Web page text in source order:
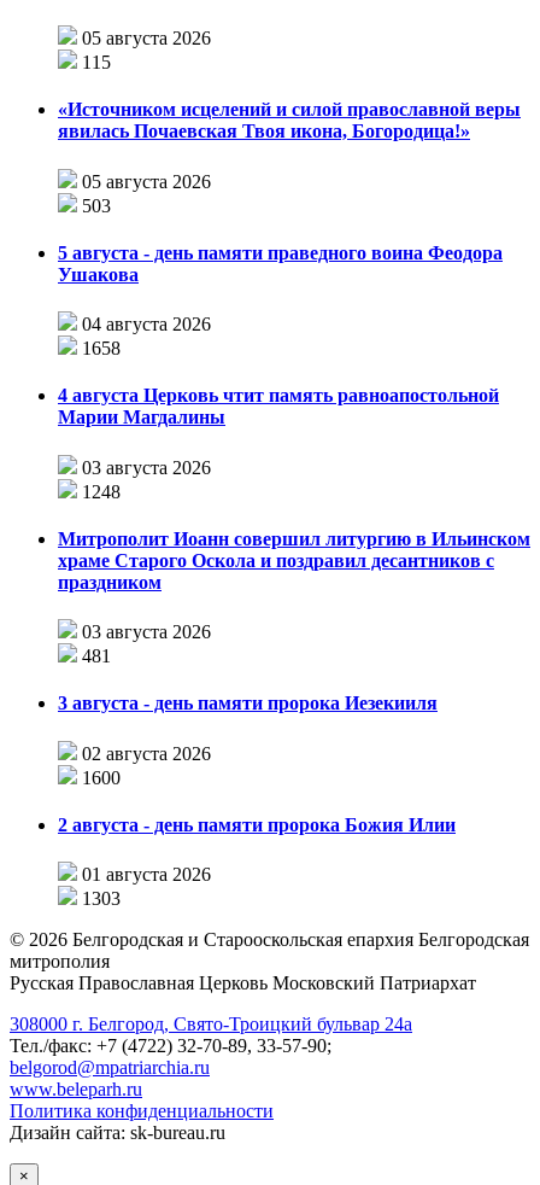
05 августа 2026
115
«Источником исцелений и силой православной веры
явилась Почаевская Твоя икона, Богородица!»
05 августа 2026
503
5 августа - день памяти праведного воина Феодора
Ушакова
04 августа 2026
1658
4 августа Церковь чтит память равноапостольной
Марии Магдалины
03 августа 2026
1248
Митрополит Иоанн совершил литургию в Ильинском
храме Старого Оскола и поздравил десантников с
праздником
03 августа 2026
481
3 августа - день памяти пророка Иезекииля
02 августа 2026
1600
2 августа - день памяти пророка Божия Илии
01 августа 2026
1303
© 2026 Белгородская и Старооскольская епархия Белгородская
митрополия
Русская Православная Церковь Московский Патриархат
308000 г. Белгород, Свято-Троицкий бульвар 24а
Тел./факс: +7 (4722) 32-70-89, 33-57-90;
belgorod@mpatriarchia.ru
www.beleparh.ru
Политика конфиденциальности
Дизайн сайта: sk-bureau.ru
×